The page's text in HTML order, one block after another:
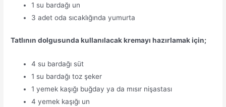
1 su bardağı un
3 adet oda sıcaklığında yumurta
Tatlının dolgusunda kullanılacak kremayı hazırlamak için;
4 su bardağı süt
1 su bardağı toz şeker
1 yemek kaşığı buğday ya da mısır nişastası
4 yemek kaşığı un